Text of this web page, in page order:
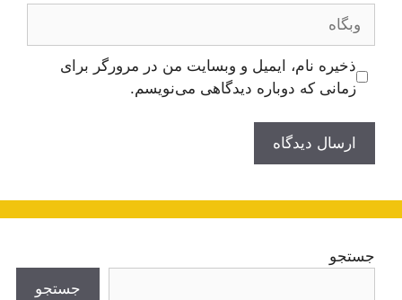
وبگاه
ذخیره نام، ایمیل و وبسایت من در مرورگر برای
زمانی که دوباره دیدگاهی می‌نویسم.
جستجو
جستجو